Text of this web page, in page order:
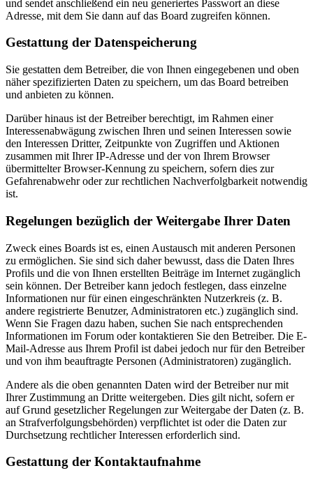
und sendet anschließend ein neu generiertes Passwort an diese
Adresse, mit dem Sie dann auf das Board zugreifen können.
Gestattung der Datenspeicherung
Sie gestatten dem Betreiber, die von Ihnen eingegebenen und oben
näher spezifizierten Daten zu speichern, um das Board betreiben
und anbieten zu können.
Darüber hinaus ist der Betreiber berechtigt, im Rahmen einer
Interessenabwägung zwischen Ihren und seinen Interessen sowie
den Interessen Dritter, Zeitpunkte von Zugriffen und Aktionen
zusammen mit Ihrer IP-Adresse und der von Ihrem Browser
übermittelter Browser-Kennung zu speichern, sofern dies zur
Gefahrenabwehr oder zur rechtlichen Nachverfolgbarkeit notwendig
ist.
Regelungen bezüglich der Weitergabe Ihrer Daten
Zweck eines Boards ist es, einen Austausch mit anderen Personen
zu ermöglichen. Sie sind sich daher bewusst, dass die Daten Ihres
Profils und die von Ihnen erstellten Beiträge im Internet zugänglich
sein können. Der Betreiber kann jedoch festlegen, dass einzelne
Informationen nur für einen eingeschränkten Nutzerkreis (z. B.
andere registrierte Benutzer, Administratoren etc.) zugänglich sind.
Wenn Sie Fragen dazu haben, suchen Sie nach entsprechenden
Informationen im Forum oder kontaktieren Sie den Betreiber. Die E-
Mail-Adresse aus Ihrem Profil ist dabei jedoch nur für den Betreiber
und von ihm beauftragte Personen (Administratoren) zugänglich.
Andere als die oben genannten Daten wird der Betreiber nur mit
Ihrer Zustimmung an Dritte weitergeben. Dies gilt nicht, sofern er
auf Grund gesetzlicher Regelungen zur Weitergabe der Daten (z. B.
an Strafverfolgungsbehörden) verpflichtet ist oder die Daten zur
Durchsetzung rechtlicher Interessen erforderlich sind.
Gestattung der Kontaktaufnahme